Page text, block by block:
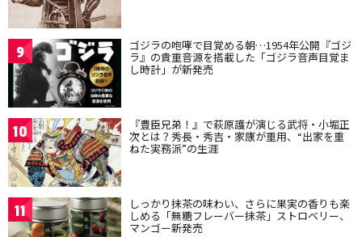
9 ゴジラの咆哮で目覚める朝…1954年公開『ゴジ
ラ』の貴重音源を搭載した「ゴジラ音声目覚ま
し時計」が新発売
10 『豊臣兄弟！』で萩原護が演じる武将・小堀正
次とは？秀長・秀吉・家康が重用、“出家を重
ねた実務派”の生涯
11 しっかり抹茶の味わい、さらに果実の香りも楽
しめる「無糖フレーバー抹茶」ストロベリー、
マンゴー新発売